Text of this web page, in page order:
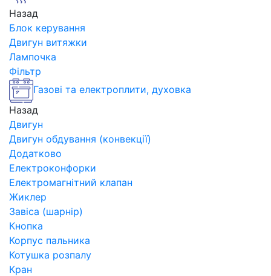
Назад
Блок керування
Двигун витяжки
Лампочка
Фільтр
Газові та електроплити, духовка
Назад
Двигун
Двигун обдування (конвекції)
Додатково
Електроконфорки
Електромагнітний клапан
Жиклер
Завіса (шарнір)
Кнопка
Корпус пальника
Котушка розпалу
Кран